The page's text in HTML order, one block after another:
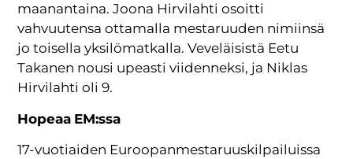
maanantaina. Joona Hirvilahti osoitti
vahvuutensa ottamalla mestaruuden nimiinsä
jo toisella yksilömatkalla. Veveläisistä Eetu
Takanen nousi upeasti viidenneksi, ja Niklas
Hirvilahti oli 9.
Hopeaa EM:ssa
17-vuotiaiden Euroopanmestaruuskilpailuissa